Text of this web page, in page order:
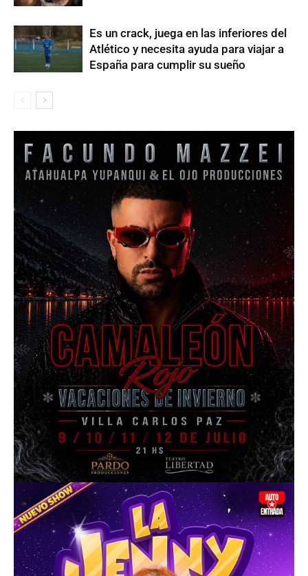
Es un crack, juega en las inferiores del
Atlético y necesita ayuda para viajar a
España para cumplir su sueño